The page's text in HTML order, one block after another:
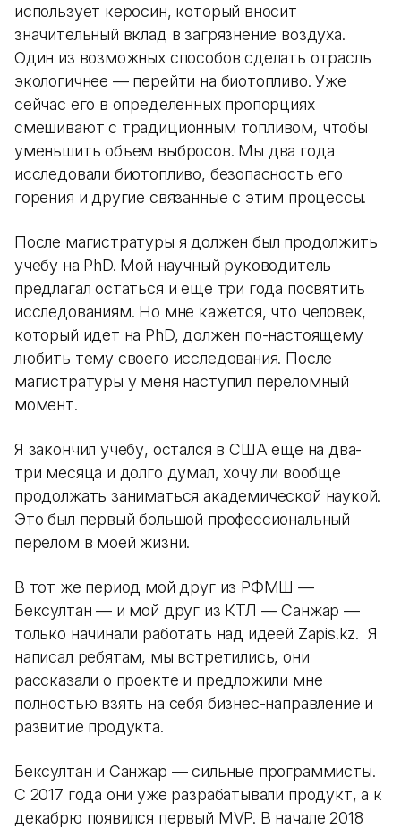
использует керосин, который вносит
значительный вклад в загрязнение воздуха.
Один из возможных способов сделать отрасль
экологичнее — перейти на биотопливо. Уже
сейчас его в определенных пропорциях
смешивают с традиционным топливом, чтобы
уменьшить объем выбросов. Мы два года
исследовали биотопливо, безопасность его
горения и другие связанные с этим процессы.
После магистратуры я должен был продолжить
учебу на PhD. Мой научный руководитель
предлагал остаться и еще три года посвятить
исследованиям. Но мне кажется, что человек,
который идет на PhD, должен по-настоящему
любить тему своего исследования. После
магистратуры у меня наступил переломный
момент.
Я закончил учебу, остался в США еще на два-
три месяца и долго думал, хочу ли вообще
продолжать заниматься академической наукой.
Это был первый большой профессиональный
перелом в моей жизни.
В тот же период мой друг из РФМШ —
Бексултан — и мой друг из КТЛ — Санжар —
только начинали работать над идеей Zapis.kz. Я
написал ребятам, мы встретились, они
рассказали о проекте и предложили мне
полностью взять на себя бизнес-направление и
развитие продукта.
Бексултан и Санжар — сильные программисты.
С 2017 года они уже разрабатывали продукт, а к
декабрю появился первый MVP. В начале 2018